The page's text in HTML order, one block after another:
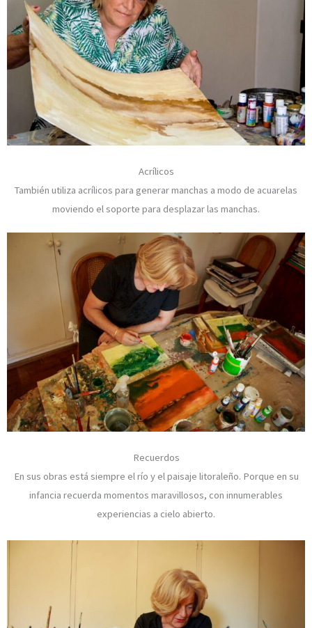
Acrílicos
También utiliza acrílicos para generar manchas a modo de acuarelas
moviendo el soporte para desplazar las manchas.
Recuerdos
En sus obras está siempre el río y el paisaje litoraleño. Porque en su
infancia recuerda momentos maravillosos, con innumerables
experiencias a cielo abierto.